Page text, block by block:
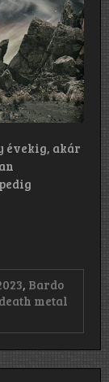
évekig, akár
, Bardo
metal